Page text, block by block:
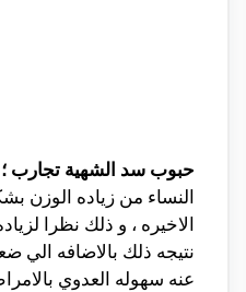
حبوب سد الشهية تجارب ؛
النساء من زياده الوزن
الاخيره ، و ذلك نظرا
نتيجه ذلك بالاضافه الي
عنه سهوله العدوي